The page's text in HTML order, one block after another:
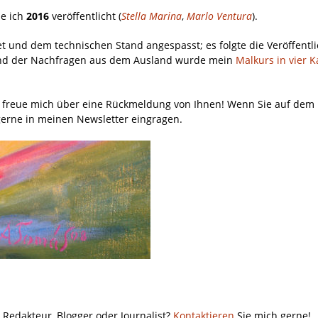
ich 2016 veröffentlicht (Stella Marina, Marlo Ventura).
dem technischen Stand angespasst; es folgte die
der Nachfragen aus dem Ausland wurde mein Malkurs in vier
mich über eine Rückmeldung von Ihnen! Wenn Sie auf dem
in meinen Newsletter eingragen.